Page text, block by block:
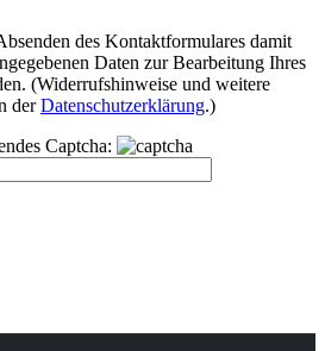
des Kontaktformulares damit
Daten zur Bearbeitung Ihres
(Widerrufshinweise und weitere
derDatenschutzerklärung.)
Captcha: